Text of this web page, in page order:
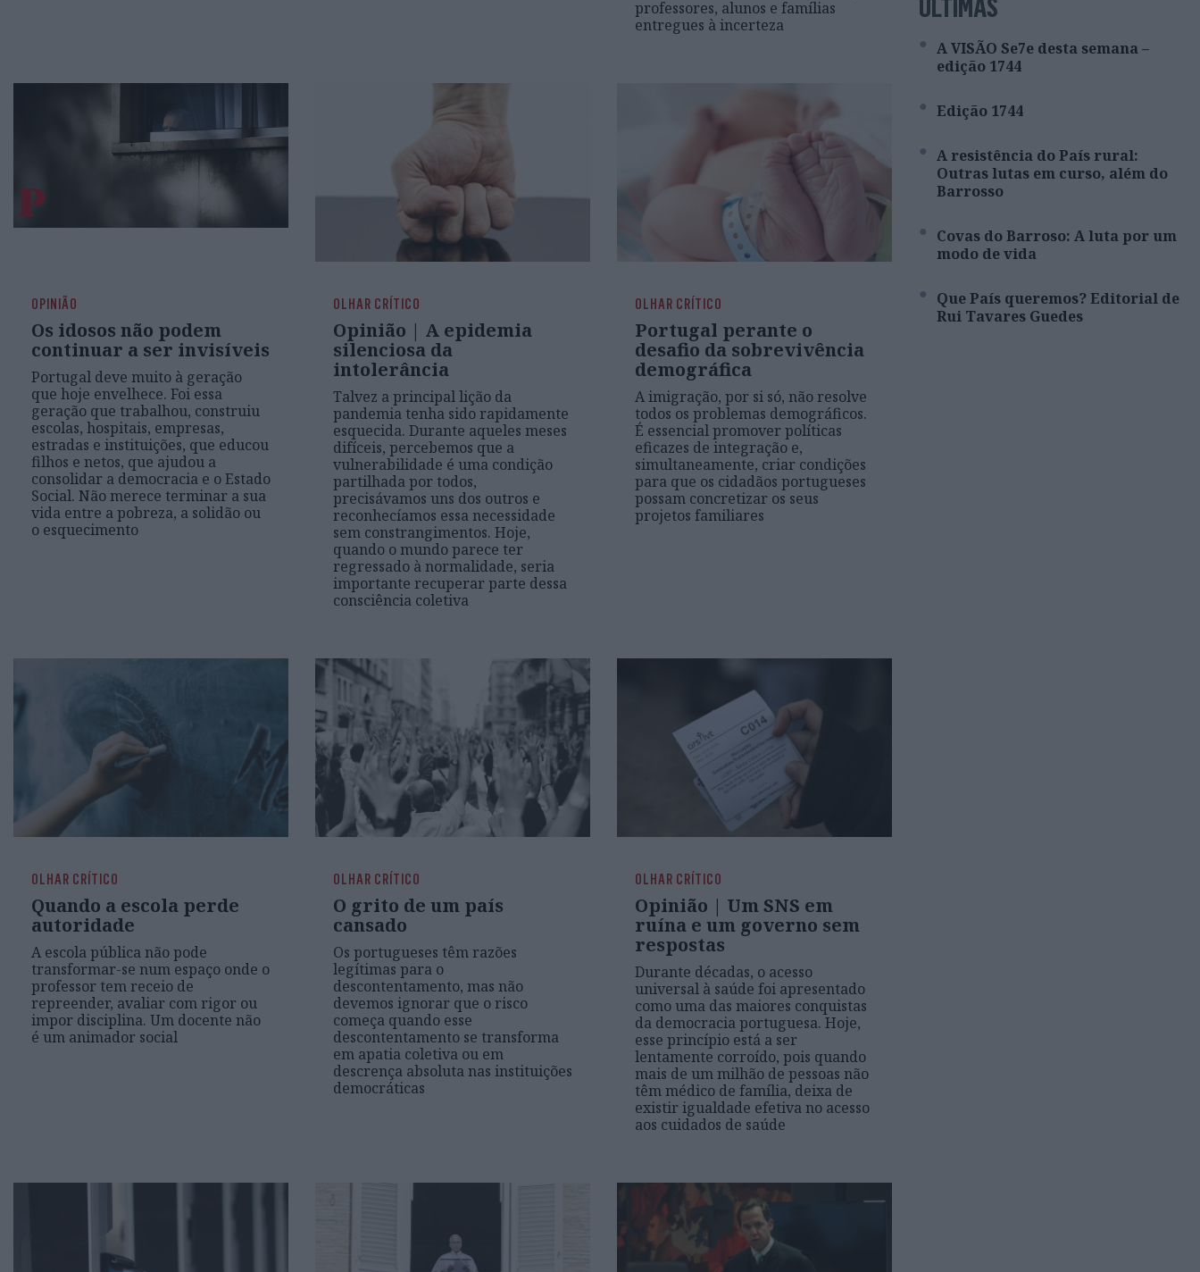
professores, alunos e famílias
entregues à incerteza
OPINIÃO
Os idosos não podem
continuar a ser invisíveis
Portugal deve muito à geração
que hoje envelhece. Foi essa
geração que trabalhou, construiu
escolas, hospitais, empresas,
estradas e instituições, que educou
filhos e netos, que ajudou a
consolidar a democracia e o Estado
Social. Não merece terminar a sua
vida entre a pobreza, a solidão ou
o esquecimento
OLHAR CRÍTICO
Opinião | A epidemia
silenciosa da
intolerância
Talvez a principal lição da
pandemia tenha sido rapidamente
esquecida. Durante aqueles meses
difíceis, percebemos que a
vulnerabilidade é uma condição
partilhada por todos,
precisávamos uns dos outros e
reconhecíamos essa necessidade
sem constrangimentos. Hoje,
quando o mundo parece ter
regressado à normalidade, seria
importante recuperar parte dessa
consciência coletiva
OLHAR CRÍTICO
Portugal perante o
desafio da sobrevivência
demográfica
A imigração, por si só, não resolve
todos os problemas demográficos.
É essencial promover políticas
eficazes de integração e,
simultaneamente, criar condições
para que os cidadãos portugueses
possam concretizar os seus
projetos familiares
OLHAR CRÍTICO
Quando a escola perde
autoridade
A escola pública não pode
transformar-se num espaço onde o
professor tem receio de
repreender, avaliar com rigor ou
impor disciplina. Um docente não
é um animador social
OLHAR CRÍTICO
O grito de um país
cansado
Os portugueses têm razões
legítimas para o
descontentamento, mas não
devemos ignorar que o risco
começa quando esse
descontentamento se transforma
em apatia coletiva ou em
descrença absoluta nas instituições
democráticas
OLHAR CRÍTICO
Opinião | Um SNS em
ruína e um governo sem
respostas
Durante décadas, o acesso
universal à saúde foi apresentado
como uma das maiores conquistas
da democracia portuguesa. Hoje,
esse princípio está a ser
lentamente corroído, pois quando
mais de um milhão de pessoas não
têm médico de família, deixa de
existir igualdade efetiva no acesso
aos cuidados de saúde
ÚLTIMAS
A VISÃO Se7e desta semana –
edição 1744
Edição 1744
A resistência do País rural:
Outras lutas em curso, além do
Barrosso
Covas do Barroso: A luta por um
modo de vida
Que País queremos? Editorial de
Rui Tavares Guedes